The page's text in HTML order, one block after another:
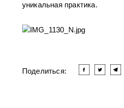
уникальная практика.
Поделиться: